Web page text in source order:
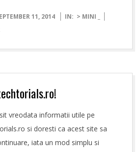
11, 2014 IN: > MINI _
vreodata informatii utile pe
si doresti ca acest site sa
iata un mod simplu si